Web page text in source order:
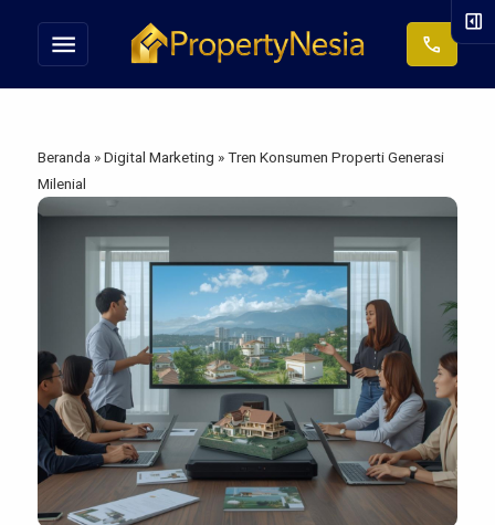
menu call
Beranda »Digital Marketing »Tren Konsumen Properti Generasi
Milenial
right_panel_open